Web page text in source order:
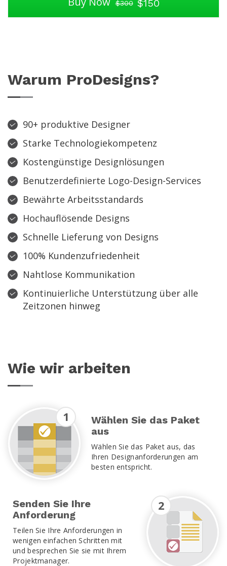
$300 $150
Warum ProDesigns?
90+ produktive Designer
Starke Technologiekompetenz
Kostengünstige Designlösungen
Benutzerdefinierte Logo-Design-Services
Bewährte Arbeitsstandards
Hochauflösende Designs
Schnelle Lieferung von Designs
100% Kundenzufriedenheit
Nahtlose Kommunikation
Kontinuierliche Unterstützung über alle
Zeitzonen hinweg
Wie wir arbeiten
1
Wählen Sie das Paket
aus
Wählen Sie das Paket aus, das
Ihren Designanforderungen am
besten entspricht.
2
Senden Sie Ihre
Anforderung
Teilen Sie Ihre Anforderungen in
wenigen einfachen Schritten mit
und besprechen Sie sie mit Ihrem
Projektmanager.